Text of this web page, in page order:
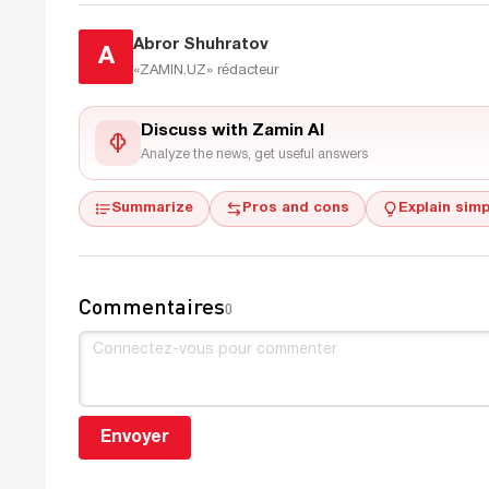
A
Abror Shuhratov
«ZAMIN.UZ» rédacteur
Discuss with Zamin AI
Analyze the news, get useful answers
Summarize Pros and cons Explain
Commentaires0
Envoyer